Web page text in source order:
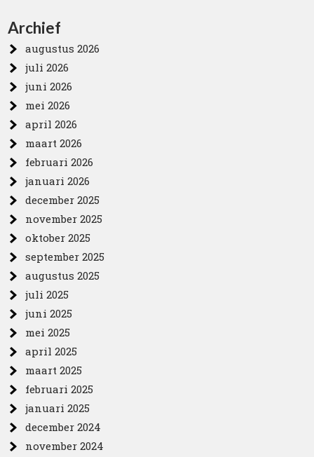
Archief
augustus 2026
juli 2026
juni 2026
mei 2026
april 2026
maart 2026
februari 2026
januari 2026
december 2025
november 2025
oktober 2025
september 2025
augustus 2025
juli 2025
juni 2025
mei 2025
april 2025
maart 2025
februari 2025
januari 2025
december 2024
november 2024